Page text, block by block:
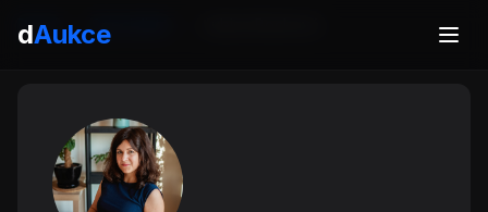
dAukce
Domů